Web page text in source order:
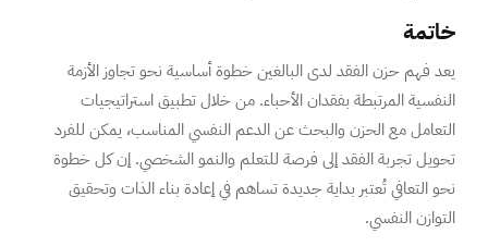
خاتمة
يعد فهم حزن الفقد لدى البالغين خطوة أساسية نحو تجاوز الأزمة
النفسية المرتبطة بفقدان الأحباء. من خلال تطبيق استراتيجيات
التعامل مع الحزن والبحث عن الدعم النفسي المناسب، يمكن للفرد
تحويل تجربة الفقد إلى فرصة للتعلم والنمو الشخصي. إن كل خطوة
نحو التعافي تُعتبر بداية جديدة تساهم في إعادة بناء الذات وتحقيق
التوازن النفسي.